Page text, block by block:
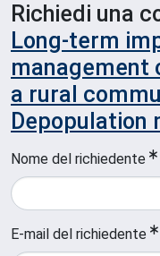
Richiedi una
Long-term
management
a rural
Depopulation
Nome del richiedente
E-mail del richiedente